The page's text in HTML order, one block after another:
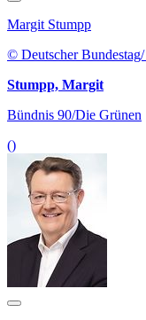
Margit Stumpp
© Deutscher
Stumpp, Margit
Bündnis 90/Die Grünen
()